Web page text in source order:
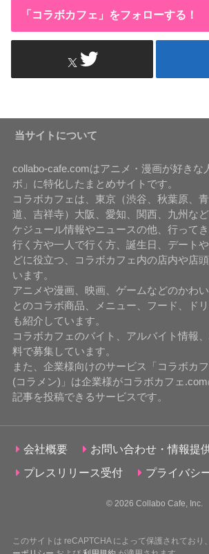
「コラボカフェ」をフォローする！
当サイトについて
collabo-cafe.comはアニメ・漫画が好きな
ボ」に特化したまとめサイトです。
コラボカフェは、東京（渋谷、秋葉原、
道、吉祥寺）大阪、愛知、関西、九州な
ケジュール情報やニュースの他、行って
行く方や一人で行く方、誕生日、デート
どに役立つ、コラボカフェ内の店内や店
います。
アニメや漫画、映画、ゲームなどのかわ
とのコラボ商品、メニュー、フード、ド
も紹介しています。
コラボカフェのバイト、アルバイト情報
料で募集しています。
また、企業様向けのサービス「コラボカ
(コラメン)」は企業様がコラボカフェ
記事を投稿できるサービスです。
会社概要
お問い合わせ・情報提
プレスリリース受付
プライバシ
© 2026 Collabo Cafe, Inc.
このサイトは reCAPTCHA によって保護されており